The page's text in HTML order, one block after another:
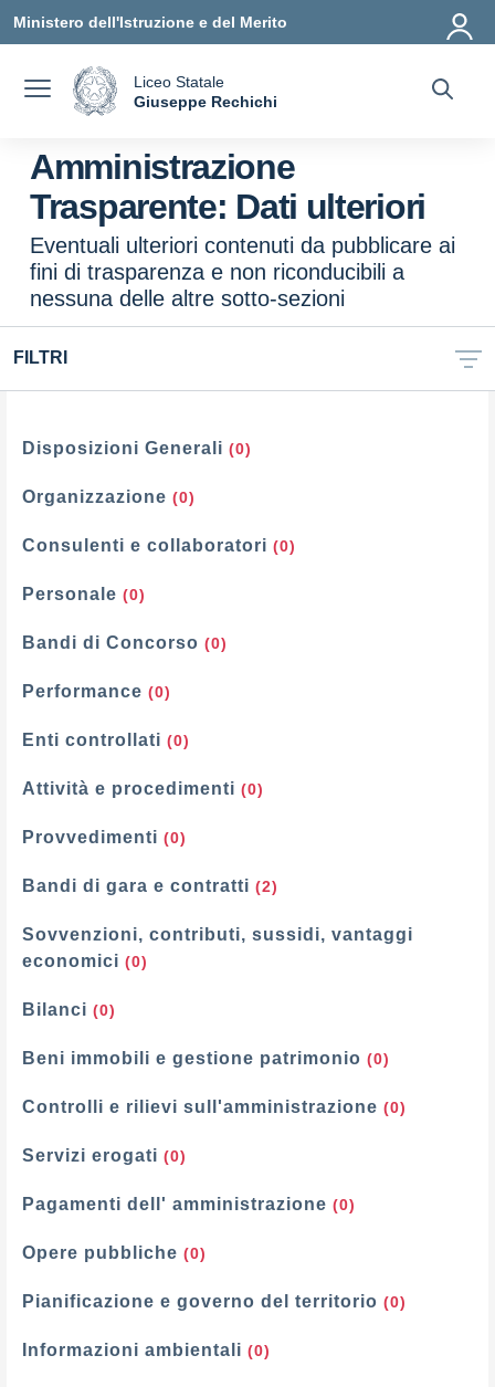
Ministero dell'Istruzione e del Merito
Liceo Statale
Giuseppe Rechichi
Amministrazione
Trasparente: Dati ulteriori
Eventuali ulteriori contenuti da pubblicare ai
fini di trasparenza e non riconducibili a
nessuna delle altre sotto-sezioni
FILTRI
Filtri
Disposizioni Generali (0)
Organizzazione (0)
Consulenti e collaboratori (0)
Personale (0)
Bandi di Concorso (0)
Performance (0)
Enti controllati (0)
Attività e procedimenti (0)
Provvedimenti (0)
Bandi di gara e contratti (2)
Sovvenzioni, contributi, sussidi, vantaggi
economici (0)
Bilanci (0)
Beni immobili e gestione patrimonio (0)
Controlli e rilievi sull'amministrazione (0)
Servizi erogati (0)
Pagamenti dell' amministrazione (0)
Opere pubbliche (0)
Pianificazione e governo del territorio (0)
Informazioni ambientali (0)